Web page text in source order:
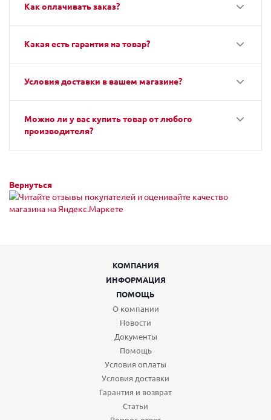
Как оплачивать заказ?
Какая есть гарантия на товар?
Условия доставки в вашем магазине?
Можно ли у вас купить товар от любого
производителя?
Вернуться
КОМПАНИЯ
ИНФОРМАЦИЯ
ПОМОЩЬ
О компании
Новости
Документы
Помощь
Условия оплаты
Условия доставки
Гарантия и возврат
Статьи